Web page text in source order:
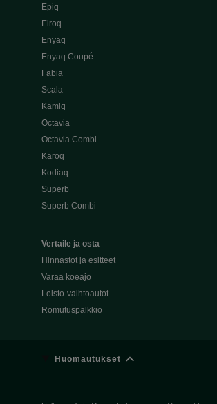
Epiq
Elroq
Enyaq
Enyaq Coupé
Fabia
Scala
Kamiq
Octavia
Octavia Combi
Karoq
Kodiaq
Superb
Superb Combi
Vertaile ja osta
Hinnastot ja esitteet
Varaa koeajo
Loisto-vaihtoautot
Romutuspalkkio
Huomautukset